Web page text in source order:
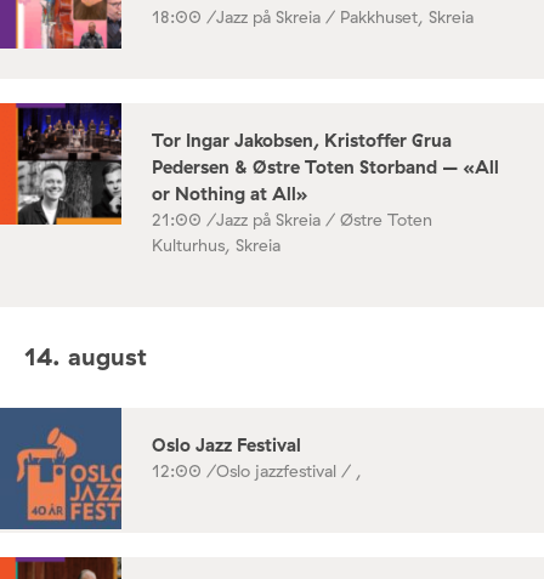
18:00 /Jazz på Skreia / Pakkhuset, Skreia
Tor Ingar Jakobsen, Kristoffer Grua
Pedersen & Østre Toten Storband – «All
or Nothing at All»
21:00 /Jazz på Skreia / Østre Toten
Kulturhus, Skreia
14. august
Oslo Jazz Festival
12:00 /Oslo jazzfestival / ,